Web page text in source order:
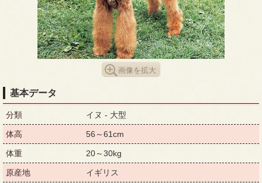
画像を拡大
基本データ
分類 イヌ - 大型
体高 56～61cm
体重 20～30kg
原産地 イギリス